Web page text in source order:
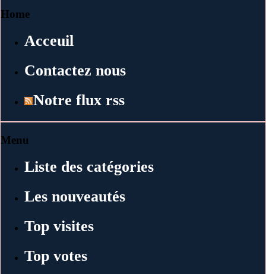
Home
Acceuil
Contactez nous
Notre flux rss
Menu
Liste des catégories
Les nouveautés
Top visites
Top votes